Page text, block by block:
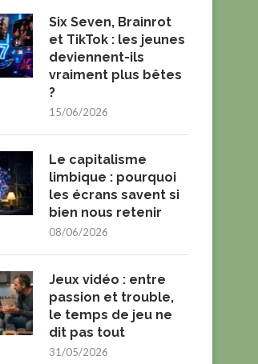
Six Seven, Brainrot
et TikTok : les jeunes
deviennent-ils
vraiment plus bêtes
?
15/06/2026
Le capitalisme
limbique : pourquoi
les écrans savent si
bien nous retenir
08/06/2026
Jeux vidéo : entre
passion et trouble,
le temps de jeu ne
dit pas tout
31/05/2026